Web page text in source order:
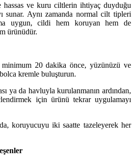
ve kuru ciltlerin ihtiyaç duyduğu
sunar. Aynı zamanda normal cilt tipleri
uygun, cildi hem koruyan hem de
ürünüdür.
minimum 20 dakika önce, yüzünüzü ve
kremle buluşturun.
ya da havluyla kurulanmanın ardından,
için ürünü tekrar uygulamayı
koruyucuyu iki saatte tazeleyerek her